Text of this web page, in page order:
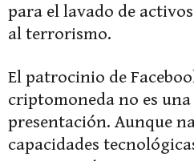
para el lavado de
al terrorismo.
El patrocinio de
criptomoneda no es
presentación. Aunque
capacidades